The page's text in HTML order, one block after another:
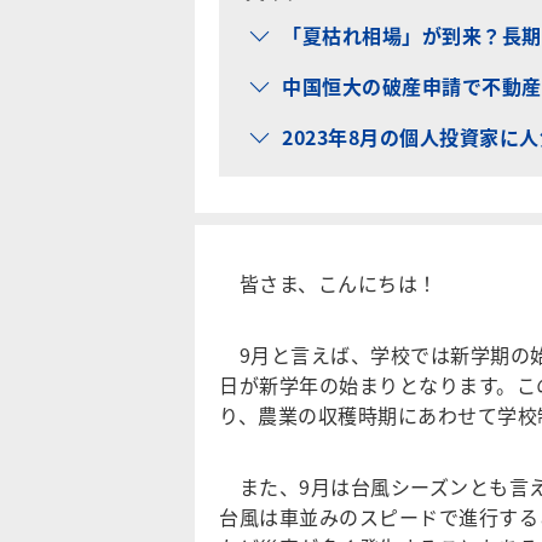
「夏枯れ相場」が到来？長
中国恒大の破産申請で不動
2023年8月の個人投資家に
皆さま、こんにちは！
9月と言えば、学校では新学期の
日が新学年の始まりとなります。
り、農業の収穫時期にあわせて学
また、9月は台風シーズンとも言
台風は車並みのスピードで進行す